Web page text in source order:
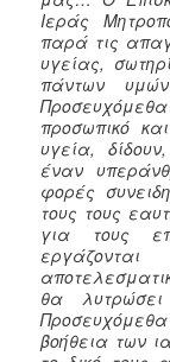
Ιεράς
παρά τις
υγείας,
πάντων
Προσευχόμεθα
προσωπικό
υγεία,
έναν
φορές
τους τους
για τους
θα
Προσευχόμεθα
βοήθεια των